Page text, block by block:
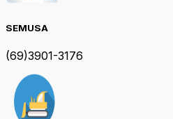
SEMUSA
(69)3901-3176